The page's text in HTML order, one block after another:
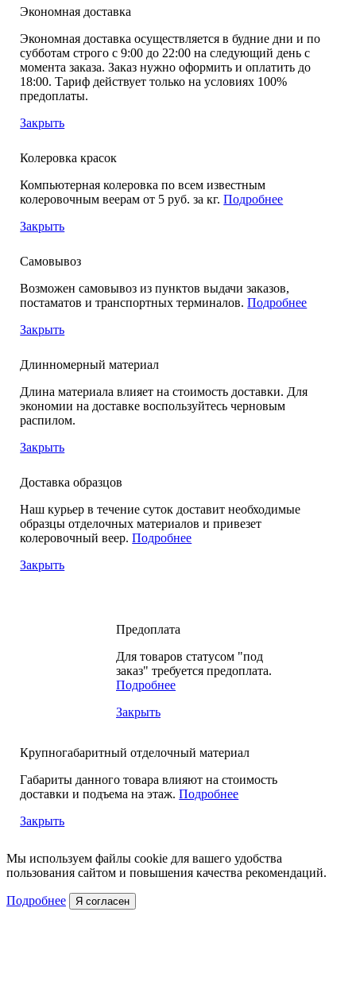
Экономная доставка
Экономная доставка осуществляется в будние дни и по
субботам строго с 9:00 до 22:00 на следующий день с
момента заказа. Заказ нужно оформить и оплатить до
18:00. Тариф действует только на условиях 100%
предоплаты.
Закрыть
Колеровка красок
Компьютерная колеровка по всем известным
колеровочным веерам от 5 руб. за кг.Подробнее
Закрыть
Самовывоз
Возможен самовывоз из пунктов выдачи заказов,
постаматов и транспортных терминалов.Подробнее
Закрыть
Длинномерный материал
Длина материала влияет на стоимость доставки. Для
экономии на доставке воспользуйтесь черновым
распилом.
Закрыть
Доставка образцов
Наш курьер в течение суток доставит необходимые
образцы отделочных материалов и привезет
колеровочный веер.Подробнее
Закрыть
Предоплата
Для товаров статусом "под
заказ" требуется предоплата.
Подробнее
Закрыть
Крупногабаритный отделочный материал
Габариты данного товара влияют на стоимость
доставки и подъема на этаж.Подробнее
Закрыть
Мы используем файлы cookie для вашего удобства
пользования сайтом и повышения качества рекомендаций.
Подробнее Я согласен